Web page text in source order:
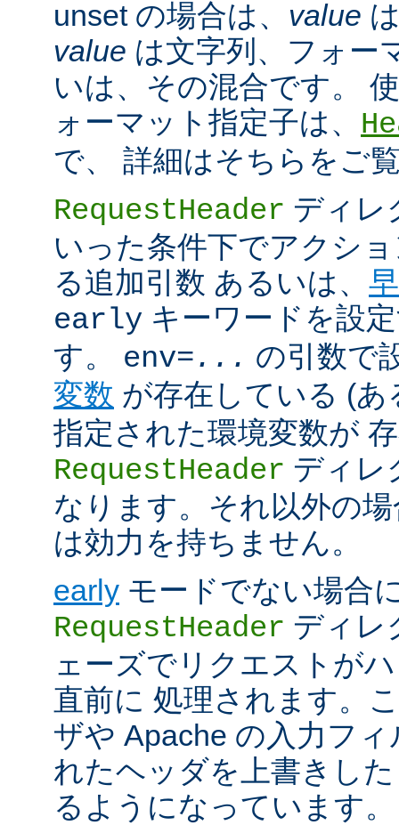
unset の場合は、 value
value は文字列、フォー
いは、その混合です。
ォーマット指定子は、
で、 詳細はそちらをご
RequestHeader ディレ
いった条件下でアクシ
る追加引数 あるいは、
early キーワードを設
す。 env=... の引数で
変数 が存在している (
指定された環境変数が
RequestHeader ディレ
なります。それ以外の
は効力を持ちません。
early モードでない場合
RequestHeader ディレ
ェーズでリクエストが
直前に 処理されます。
ザや Apache の入力フ
れたヘッダを上書きし
るようになっています。